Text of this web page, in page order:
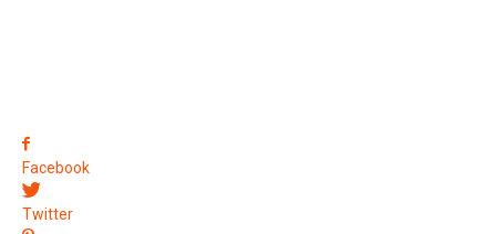
Facebook
Twitter